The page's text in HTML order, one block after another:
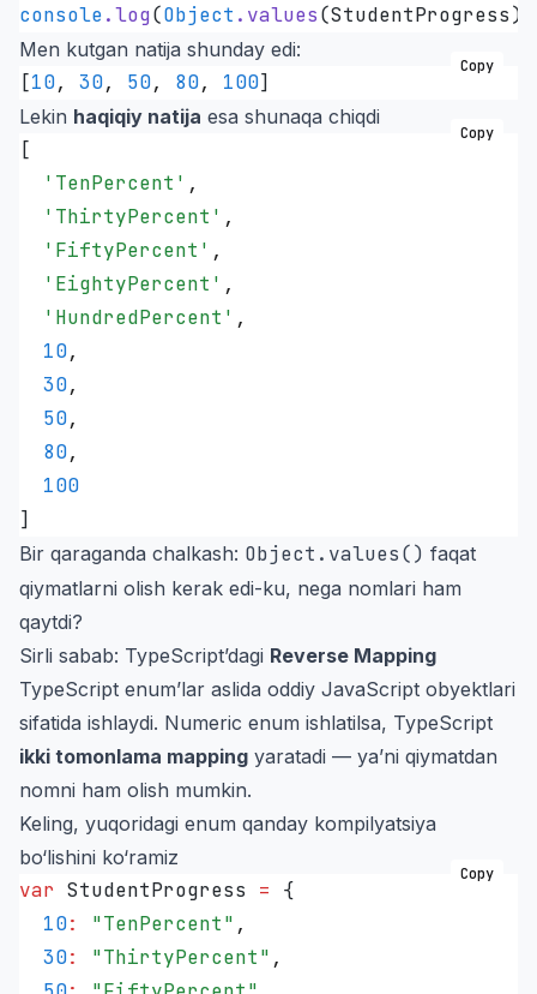
console.log(Object . values
Men kutgan natija shunday edi:
[10, 30, 50, 80, 100]
Copy
Lekin haqiqiy natija esa shunaqa chiqdi
[
  '
TenPercent ' ,
  '
ThirtyPercent ' ,
  '
FiftyPercent ' ,
  '
EightyPercent ' ,
  '
HundredPercent ' ,
  10
,
  30
,
  50
,
  80
,
  100
]
Copy
Bir qaraganda chalkash: Object.values() faqat
qiymatlarni olish kerak edi-ku, nega nomlari ham
qaytdi?
Sirli sabab: TypeScript’dagi Reverse Mapping
TypeScript enum’lar aslida oddiy JavaScript obyektlari
sifatida ishlaydi. Numeric enum ishlatilsa, TypeScript
ikki tomonlama mapping yaratadi — ya’ni qiymatdan
nomni ham olish mumkin.
Keling, yuqoridagi enum qanday kompilyatsiya
bo‘lishini ko‘ramiz
var StudentProgress = {
  10
: "TenPercent" ,
  30
: "ThirtyPercent" ,
Copy